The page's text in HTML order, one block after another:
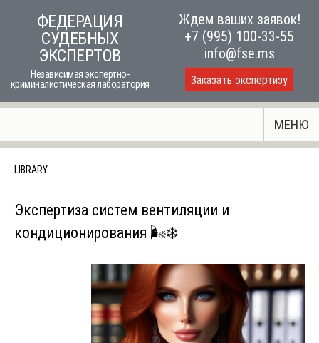
ФЕДЕРАЦИЯ
СУДЕБНЫХ
ЭКСПЕРТОВ
Независимая экспертно-
криминалистическая лаборатория
Ждем ваших заявок!
+7 (995) 100-33-55
info@fse.ms
Заказать экспертизу
МЕНЮ
LIBRARY
Экспертиза систем вентиляции и
кондиционирования 🌬️❄️